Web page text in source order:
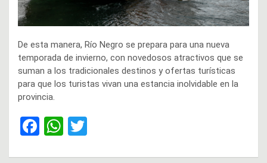
De esta manera, Río Negro se prepara para una nueva
temporada de invierno, con novedosos atractivos que se
suman a los tradicionales destinos y ofertas turísticas
para que los turistas vivan una estancia inolvidable en la
provincia.
F
W